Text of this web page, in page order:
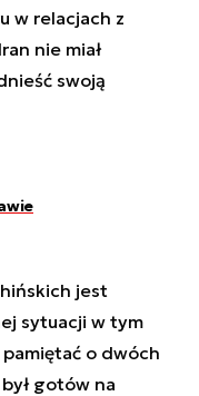
w relacjach z
nie miał
swoją
jest
sytuacji w tym
o dwóch
gotów na